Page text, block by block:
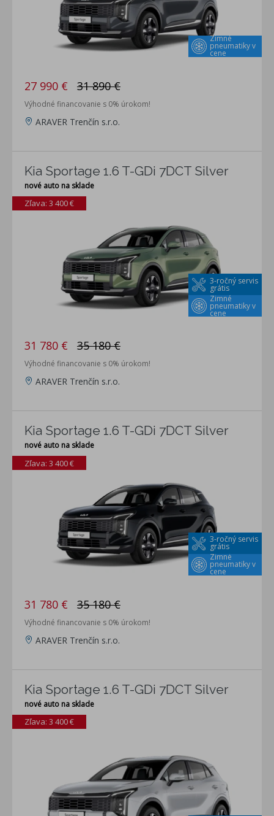
Zimné
pneumatiky v
cene
27 990 € 31 890 €
Výhodné financovanie s 0% úrokom!
ARAVER Trenčín s.r.o.
Kia Sportage 1.6 T-GDi 7DCT Silver
nové auto na sklade
Zimné
pneumatiky v
cene
3-ročný servis
grátis
Zľava: 3 400 €
31 780 € 35 180 €
Výhodné financovanie s 0% úrokom!
ARAVER Trenčín s.r.o.
Kia Sportage 1.6 T-GDi 7DCT Silver
nové auto na sklade
Zimné
pneumatiky v
cene
3-ročný servis
grátis
Zľava: 3 400 €
31 780 € 35 180 €
Výhodné financovanie s 0% úrokom!
ARAVER Trenčín s.r.o.
Kia Sportage 1.6 T-GDi 7DCT Silver
nové auto na sklade
Zľava: 3 400 €